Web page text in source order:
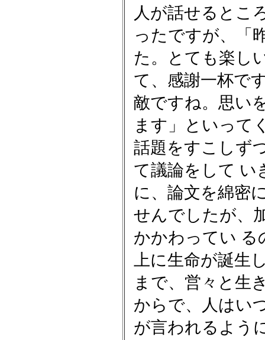
人が話せるとこ
ったですが、「
た。とても楽し
て、感謝一杯で
敵ですね。思い
ます」といって
話題をすこしず
て議論をして い
に、論文を綿密
せんでしたが、
かかわってい る
上に生命が誕生
まで、営々と生
からで、人はい
が言われるよう